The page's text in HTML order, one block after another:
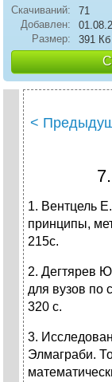
Скачиваний:
71
Добавлен:
Размер:
391 Кб
<
1. Вентцель
принципы,
215с.
2. Дегтярев
для вузов по
320 с.
3.
Элмаграби.